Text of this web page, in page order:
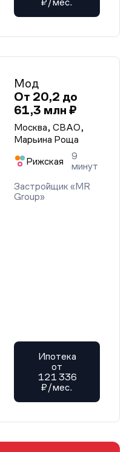
₽/мес.
Мод
От 20,2 до
61,3 млн ₽
Москва, СВАО,
Марьина Роща
Рижская
9
минут
Застройщик «MR
Group»
Ипотека
от
121 336
₽/мес.